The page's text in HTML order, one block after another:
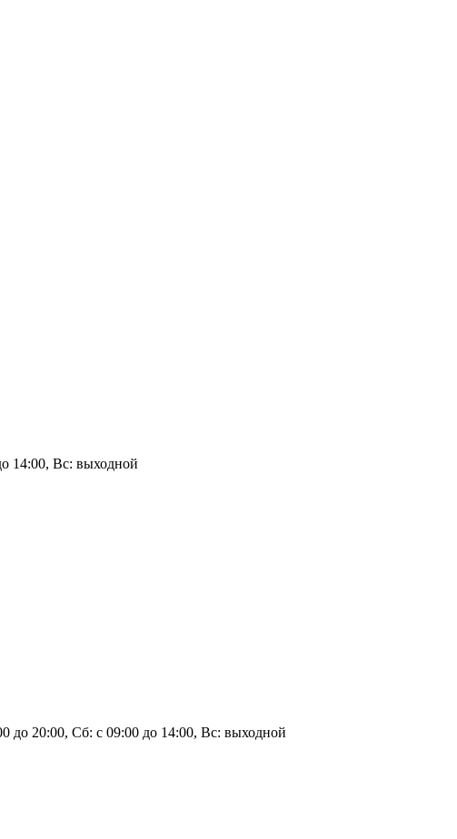
14:00, Вс: выходной
до 20:00, Сб: с 09:00 до 14:00, Вс: выходной